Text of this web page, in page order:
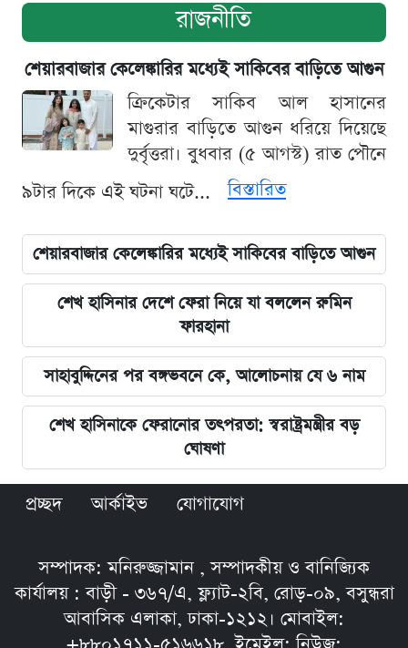
রাজনীতি
শেয়ারবাজার কেলেঙ্কারির মধ্যেই সাকিবের বাড়িতে আগুন
ক্রিকেটার সাকিব আল হাসানের
মাগুরার বাড়িতে আগুন ধরিয়ে দিয়েছে
দুর্বৃত্তরা। বুধবার (৫ আগস্ট) রাত পৌনে
৯টার দিকে এই ঘটনা ঘটে...
বিস্তারিত
শেয়ারবাজার কেলেঙ্কারির মধ্যেই সাকিবের বাড়িতে আগুন
শেখ হাসিনার দেশে ফেরা নিয়ে যা বললেন রুমিন
ফারহানা
সাহাবুদ্দিনের পর বঙ্গভবনে কে, আলোচনায় যে ৬ নাম
শেখ হাসিনাকে ফেরানোর তৎপরতা: স্বরাষ্ট্রমন্ত্রীর বড়
ঘোষণা
প্রচ্ছদ আর্কাইভ যোগাযোগ
সম্পাদক: মনিরুজ্জামান , সম্পাদকীয় ও বানিজ্যিক
কার্যালয় : বাড়ী - ৩৬৭/এ, ফ্ল্যাট-২বি, রোড়-০৯, বসুন্ধরা
আবাসিক এলাকা, ঢাকা-১২১২। মোবাইল: